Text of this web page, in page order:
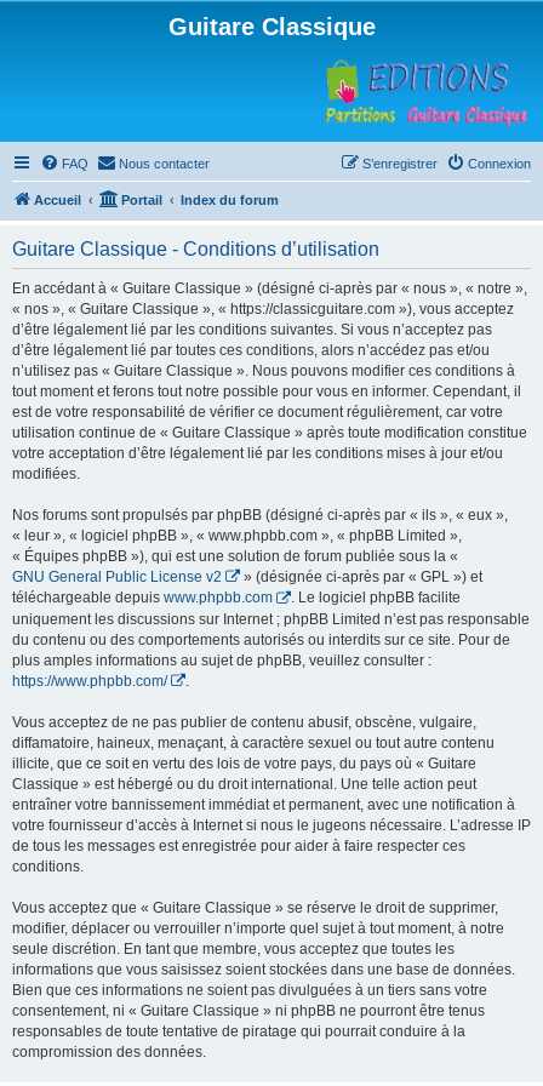
Guitare Classique
FAQ Nous contacter Connexion
S’enregistrer
Accueil Portail Index du forum
Guitare Classique - Conditions d’utilisation
En accédant à « Guitare Classique » (désigné ci-après par « nous », « notre »,
« nos », « Guitare Classique », « https://classicguitare.com »), vous acceptez
d’être légalement lié par les conditions suivantes. Si vous n’acceptez pas
d’être légalement lié par toutes ces conditions, alors n’accédez pas et/ou
n’utilisez pas « Guitare Classique ». Nous pouvons modifier ces conditions à
tout moment et ferons tout notre possible pour vous en informer. Cependant, il
est de votre responsabilité de vérifier ce document régulièrement, car votre
utilisation continue de « Guitare Classique » après toute modification constitue
votre acceptation d’être légalement lié par les conditions mises à jour et/ou
modifiées.
Nos forums sont propulsés par phpBB (désigné ci-après par « ils », « eux »,
« leur », « logiciel phpBB », « www.phpbb.com », « phpBB Limited »,
« Équipes phpBB »), qui est une solution de forum publiée sous la «
GNU General Public License v2
» (désignée ci-après par « GPL ») et
téléchargeable depuis www.phpbb.com
. Le logiciel phpBB facilite
uniquement les discussions sur Internet ; phpBB Limited n’est pas responsable
du contenu ou des comportements autorisés ou interdits sur ce site. Pour de
plus amples informations au sujet de phpBB, veuillez consulter :
https://www.phpbb.com/
Vous acceptez de ne pas publier de contenu abusif, obscène, vulgaire,
diffamatoire, haineux, menaçant, à caractère sexuel ou tout autre contenu
illicite, que ce soit en vertu des lois de votre pays, du pays où « Guitare
Classique » est hébergé ou du droit international. Une telle action peut
entraîner votre bannissement immédiat et permanent, avec une notification à
votre fournisseur d’accès à Internet si nous le jugeons nécessaire. L’adresse IP
de tous les messages est enregistrée pour aider à faire respecter ces
conditions.
Vous acceptez que « Guitare Classique » se réserve le droit de supprimer,
modifier, déplacer ou verrouiller n’importe quel sujet à tout moment, à notre
seule discrétion. En tant que membre, vous acceptez que toutes les
informations que vous saisissez soient stockées dans une base de données.
Bien que ces informations ne soient pas divulguées à un tiers sans votre
consentement, ni « Guitare Classique » ni phpBB ne pourront être tenus
responsables de toute tentative de piratage qui pourrait conduire à la
compromission des données.